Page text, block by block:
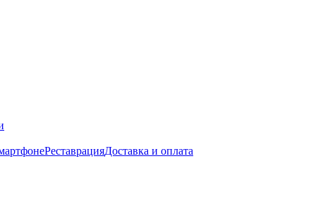
РеставрацияДоставка и оплата